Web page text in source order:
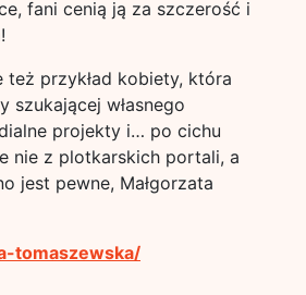
fani cenią ją za szczerość i
też przykład kobiety, która
własnego
projekty i… po cichu
nie z plotkarskich portali, a
jest pewne, Małgorzata
tomaszewska/